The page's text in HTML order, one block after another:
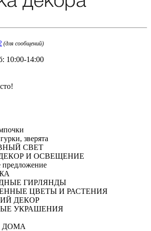
(для сообщений)
10:00-14:00
зверята
СВЕТ
И ОСВЕЩЕНИЕ
предложение
ГИРЛЯНДЫ
ЦВЕТЫ И РАСТЕНИЯ
ДЕКОР
УКРАШЕНИЯ
ДОМА